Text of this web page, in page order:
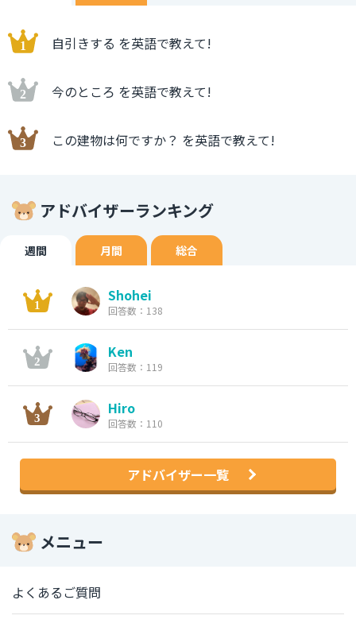
自引きする を英語で教えて!
今のところ を英語で教えて!
この建物は何ですか？ を英語で教えて!
アドバイザーランキング
週間 月間 総合
Shohei
回答数：138
Ken
回答数：119
Hiro
回答数：110
アドバイザー一覧
メニュー
よくあるご質問